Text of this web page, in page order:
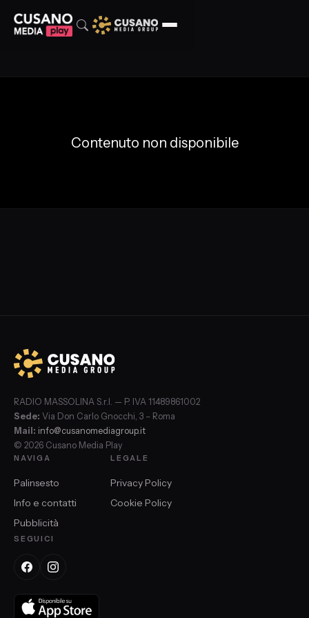
Contenuto non disponibile
RADIO MASSOLINA S.r.l. — P. IVA 11489861002
Sede: Via Don Carlo Gnocchi, 3 – Roma
Mail: info@cusanomediagroup.it
© 2026 Cusano Media Play
NAVIGA
Palinsesto
Info e contatti
Pubblicità
LEGALE
Privacy Policy
Cookie Policy
SEGUICI